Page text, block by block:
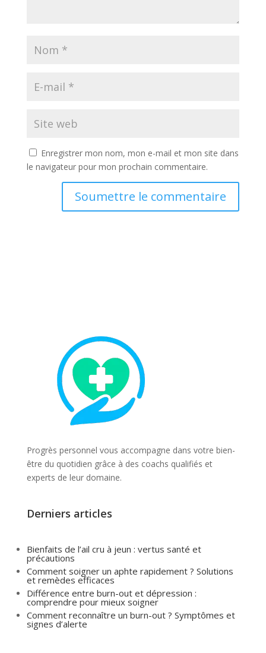
Enregistrer mon nom, mon e-mail et mon site dans
le navigateur pour mon prochain commentaire.
Soumettre le commentaire
Progrès personnel vous accompagne dans votre bien-
être du quotidien grâce à des coachs qualifiés et
experts de leur domaine.
Derniers articles
Bienfaits de l’ail cru à jeun : vertus santé et
précautions
Comment soigner un aphte rapidement ? Solutions
et remèdes efficaces
Différence entre burn-out et dépression :
comprendre pour mieux soigner
Comment reconnaître un burn-out ? Symptômes et
signes d’alerte